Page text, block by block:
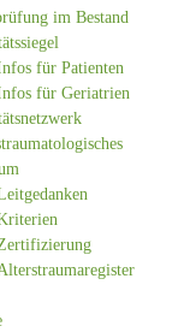
im Bestand
für Patienten
für Geriatrien